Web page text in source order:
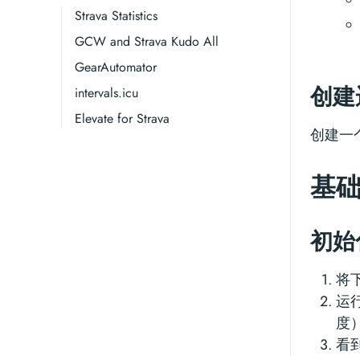
Strava Statistics
GCW and Strava Kudo All
GearAutomator
intervals.icu
Elevate for Strava
创
创建一
基
初
将
运
度
看